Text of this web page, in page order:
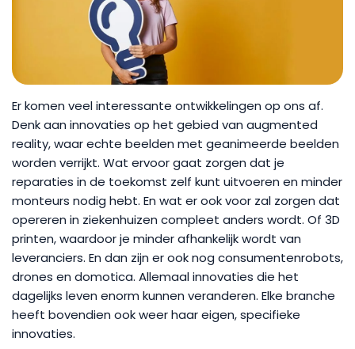
Er komen veel interessante ontwikkelingen op ons af.
Denk aan innovaties op het gebied van augmented
reality, waar echte beelden met geanimeerde beelden
worden verrijkt. Wat ervoor gaat zorgen dat je
reparaties in de toekomst zelf kunt uitvoeren en minder
monteurs nodig hebt. En wat er ook voor zal zorgen dat
opereren in ziekenhuizen compleet anders wordt. Of 3D
printen, waardoor je minder afhankelijk wordt van
leveranciers. En dan zijn er ook nog consumentenrobots,
drones en domotica. Allemaal innovaties die het
dagelijks leven enorm kunnen veranderen. Elke branche
heeft bovendien ook weer haar eigen, specifieke
innovaties.